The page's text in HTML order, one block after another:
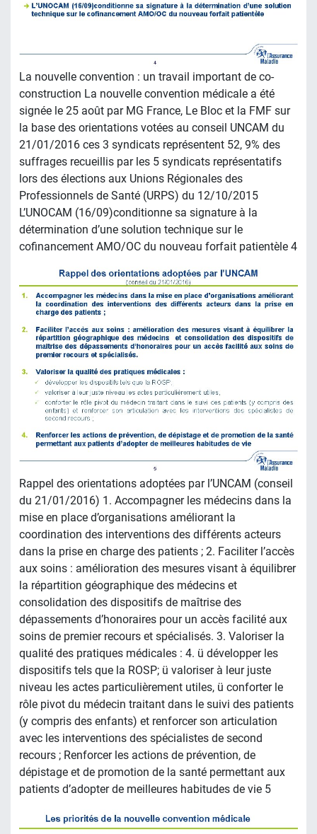
La nouvelle convention : un travail important de co-
construction La nouvelle convention médicale a été
signée le 25 août par MG France, Le Bloc et la FMF sur
la base des orientations votées au conseil UNCAM du
21/01/2016 ces 3 syndicats représentent 52, 9% des
suffrages recueillis par les 5 syndicats représentatifs
lors des élections aux Unions Régionales des
Professionnels de Santé (URPS) du 12/10/2015
L’UNOCAM (16/09)conditionne sa signature à la
détermination d’une solution technique sur le
cofinancement AMO/OC du nouveau forfait patientèle 4
Rappel des orientations adoptées par l’UNCAM (conseil
du 21/01/2016) 1. Accompagner les médecins dans la
mise en place d’organisations améliorant la
coordination des interventions des différents acteurs
dans la prise en charge des patients ; 2. Faciliter l’accès
aux soins : amélioration des mesures visant à équilibrer
la répartition géographique des médecins et
consolidation des dispositifs de maîtrise des
dépassements d’honoraires pour un accès facilité aux
soins de premier recours et spécialisés. 3. Valoriser la
qualité des pratiques médicales : 4. ü développer les
dispositifs tels que la ROSP; ü valoriser à leur juste
niveau les actes particulièrement utiles, ü conforter le
rôle pivot du médecin traitant dans le suivi des patients
(y compris des enfants) et renforcer son articulation
avec les interventions des spécialistes de second
recours ; Renforcer les actions de prévention, de
dépistage et de promotion de la santé permettant aux
patients d’adopter de meilleures habitudes de vie 5